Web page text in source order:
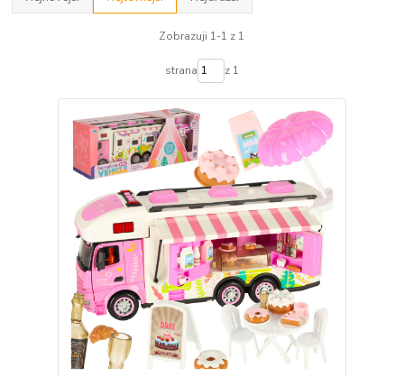
Zobrazuji 1-1 z 1
strana z 1